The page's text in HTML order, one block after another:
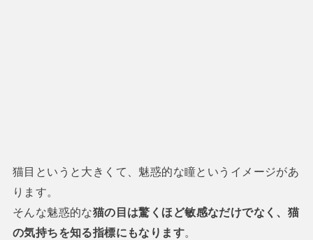
猫目というと大きくて、魅惑的な瞳というイメージがあ
ります。
そんな魅惑的な猫の目は驚くほど敏感なだけでなく、猫
の気持ちを知る指標にもなります。